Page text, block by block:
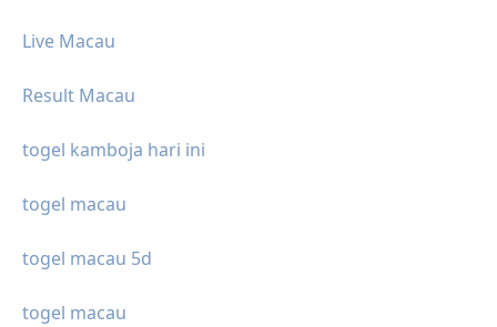
Live Macau
Result Macau
togel kamboja hari ini
togel macau
togel macau 5d
togel macau